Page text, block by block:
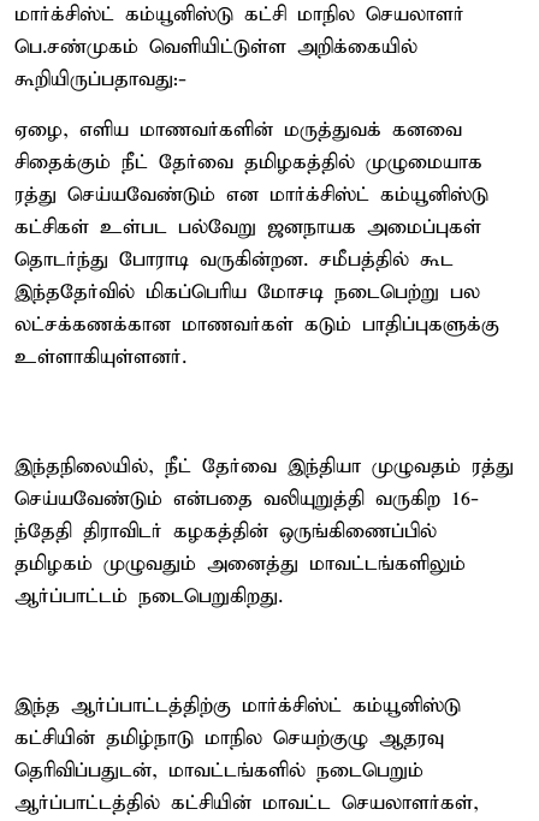
மார்க்சிஸ்ட் கம்யூனிஸ்டு கட்சி மாநில செயலாளர்
பெ.சண்முகம் வெளியிட்டுள்ள அறிக்கையில்
கூறியிருப்பதாவது:-
ஏழை, எளிய மாணவர்களின் மருத்துவக் கனவை
சிதைக்கும் நீட் தேர்வை தமிழகத்தில் முழுமையாக
ரத்து செய்யவேண்டும் என மார்க்சிஸ்ட் கம்யூனிஸ்டு
கட்சிகள் உள்பட பல்வேறு ஜனநாயக அமைப்புகள்
தொடர்ந்து போராடி வருகின்றன. சமீபத்தில் கூட
இந்ததேர்வில் மிகப்பெரிய மோசடி நடைபெற்று பல
லட்சக்கணக்கான மாணவர்கள் கடும் பாதிப்புகளுக்கு
உள்ளாகியுள்ளனர்.
இந்தநிலையில், நீட் தேர்வை இந்தியா முழுவதம் ரத்து
செய்யவேண்டும் என்பதை வலியுறுத்தி வருகிற 16-
ந்தேதி திராவிடர் கழகத்தின் ஒருங்கிணைப்பில்
தமிழகம் முழுவதும் அனைத்து மாவட்டங்களிலும்
ஆர்ப்பாட்டம் நடைபெறுகிறது.
இந்த ஆர்ப்பாட்டத்திற்கு மார்க்சிஸ்ட் கம்யூனிஸ்டு
கட்சியின் தமிழ்நாடு மாநில செயற்குழு ஆதரவு
தெரிவிப்பதுடன், மாவட்டங்களில் நடைபெறும்
ஆர்ப்பாட்டத்தில் கட்சியின் மாவட்ட செயலாளர்கள்,